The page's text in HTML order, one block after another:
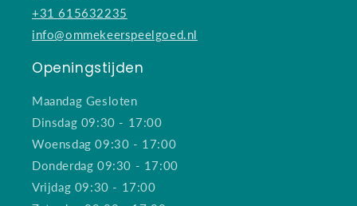
+31 615632235
info@ommekeerspeelgoed.nl
Openingstijden
Maandag Gesloten
Dinsdag 09:30 - 17:00
Woensdag 09:30 - 17:00
Donderdag 09:30 - 17:00
Vrijdag 09:30 - 17:00